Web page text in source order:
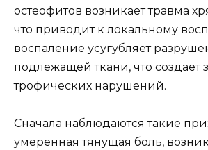
остеофитов возникает травма
что приводит к локальному
воспаление усугубляет
подлежащей ткани, что создает
трофических нарушений.
Сначала наблюдаются такие
умеренная тянущая боль,